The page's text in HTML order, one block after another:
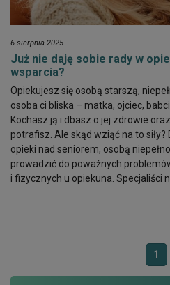
6 sierpnia 2025
Już nie daję sobie rady w
wsparcia?
Opiekujesz się osobą starszą,
osoba ci bliska – matka, ojciec,
Kochasz ją i dbasz o jej zdrowie
potrafisz. Ale skąd wziąć na to siły?
opieki nad seniorem, osobą
prowadzić do poważnych
i fizycznych u opiekuna. Specjaliści
1